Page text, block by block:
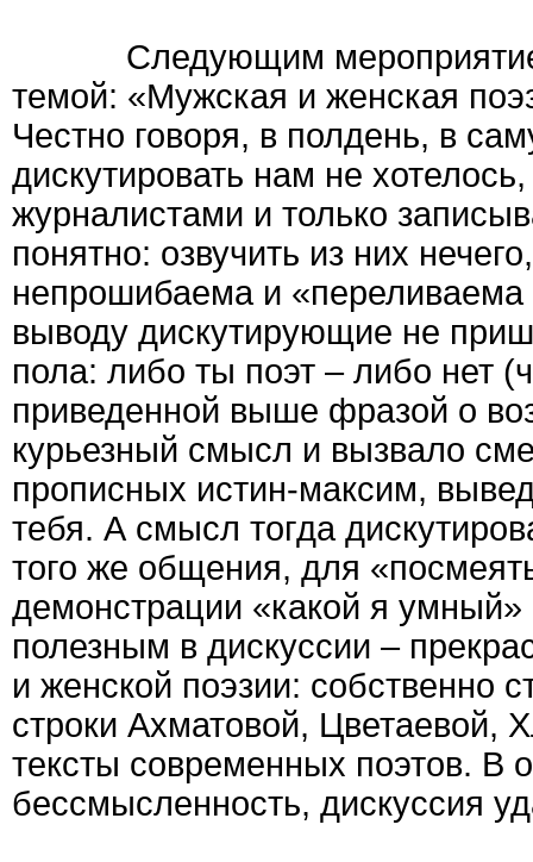
Следующим мероприятием
темой: «Мужская и женская
Честно говоря, в полдень, в
дискутировать нам не
журналистами и только
понятно: озвучить из них
непрошибаема и «переливаема
выводу дискутирующие не
пола: либо ты поэт – либо нет
приведенной выше фразой о
курьезный смысл и вызвало
прописных истин-максим,
тебя. А смысл тогда
того же общения, для
демонстрации «какой я
полезным в дискуссии –
и женской поэзии: собственно
строки Ахматовой, Цветаевой,
тексты современных поэтов.
бессмысленность, дискуссия